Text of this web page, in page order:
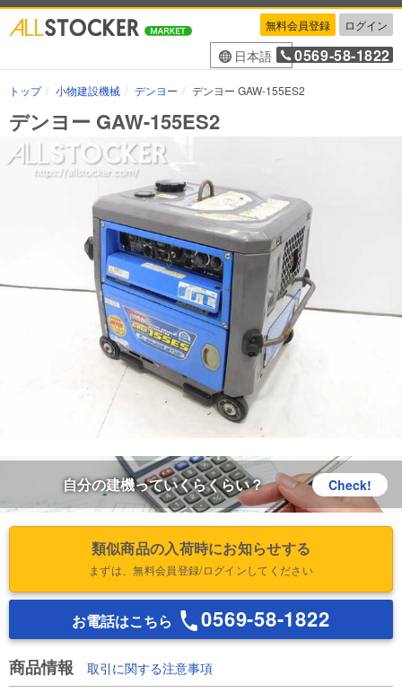
無料会員登録 ログイン
日本語 0569-58-1822
トップ 小物建設機械 デンヨー デンヨー GAW-155ES2
デンヨー GAW-155ES2
自分の建機っていくらくらい？ Check!
類似商品の入荷時にお知らせする
まずは、無料会員登録/ログインしてください
お電話はこちら 0569-58-1822
商品情報 取引に関する注意事項